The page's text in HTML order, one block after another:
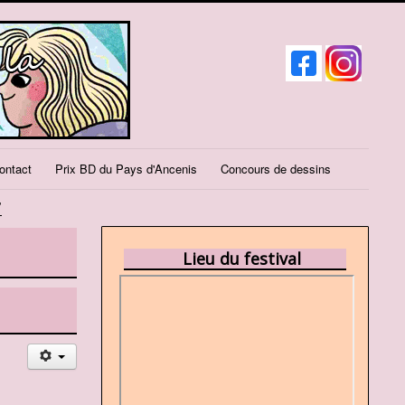
Prix BD du Pays d'Ancenis Concours de dessins
Lieu du festival